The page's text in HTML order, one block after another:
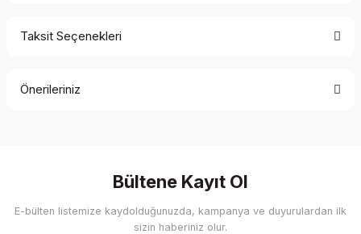
Taksit Seçenekleri
Önerileriniz
Görüş ve önerileriniz için teşekkür ederiz.
Ürün resmi kalitesiz, bozuk veya görüntülenemiyor.
Bültene Kayıt Ol
E-bülten listemize kaydolduğunuzda, kampanya ve duyurulardan ilk
sizin haberiniz olur.